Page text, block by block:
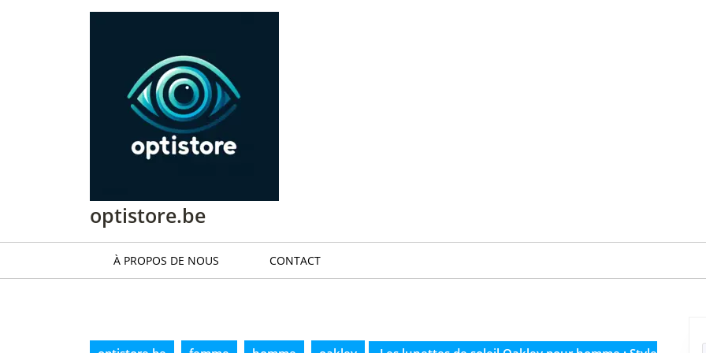
optistore.be
À PROPOS DE NOUS CONTACT